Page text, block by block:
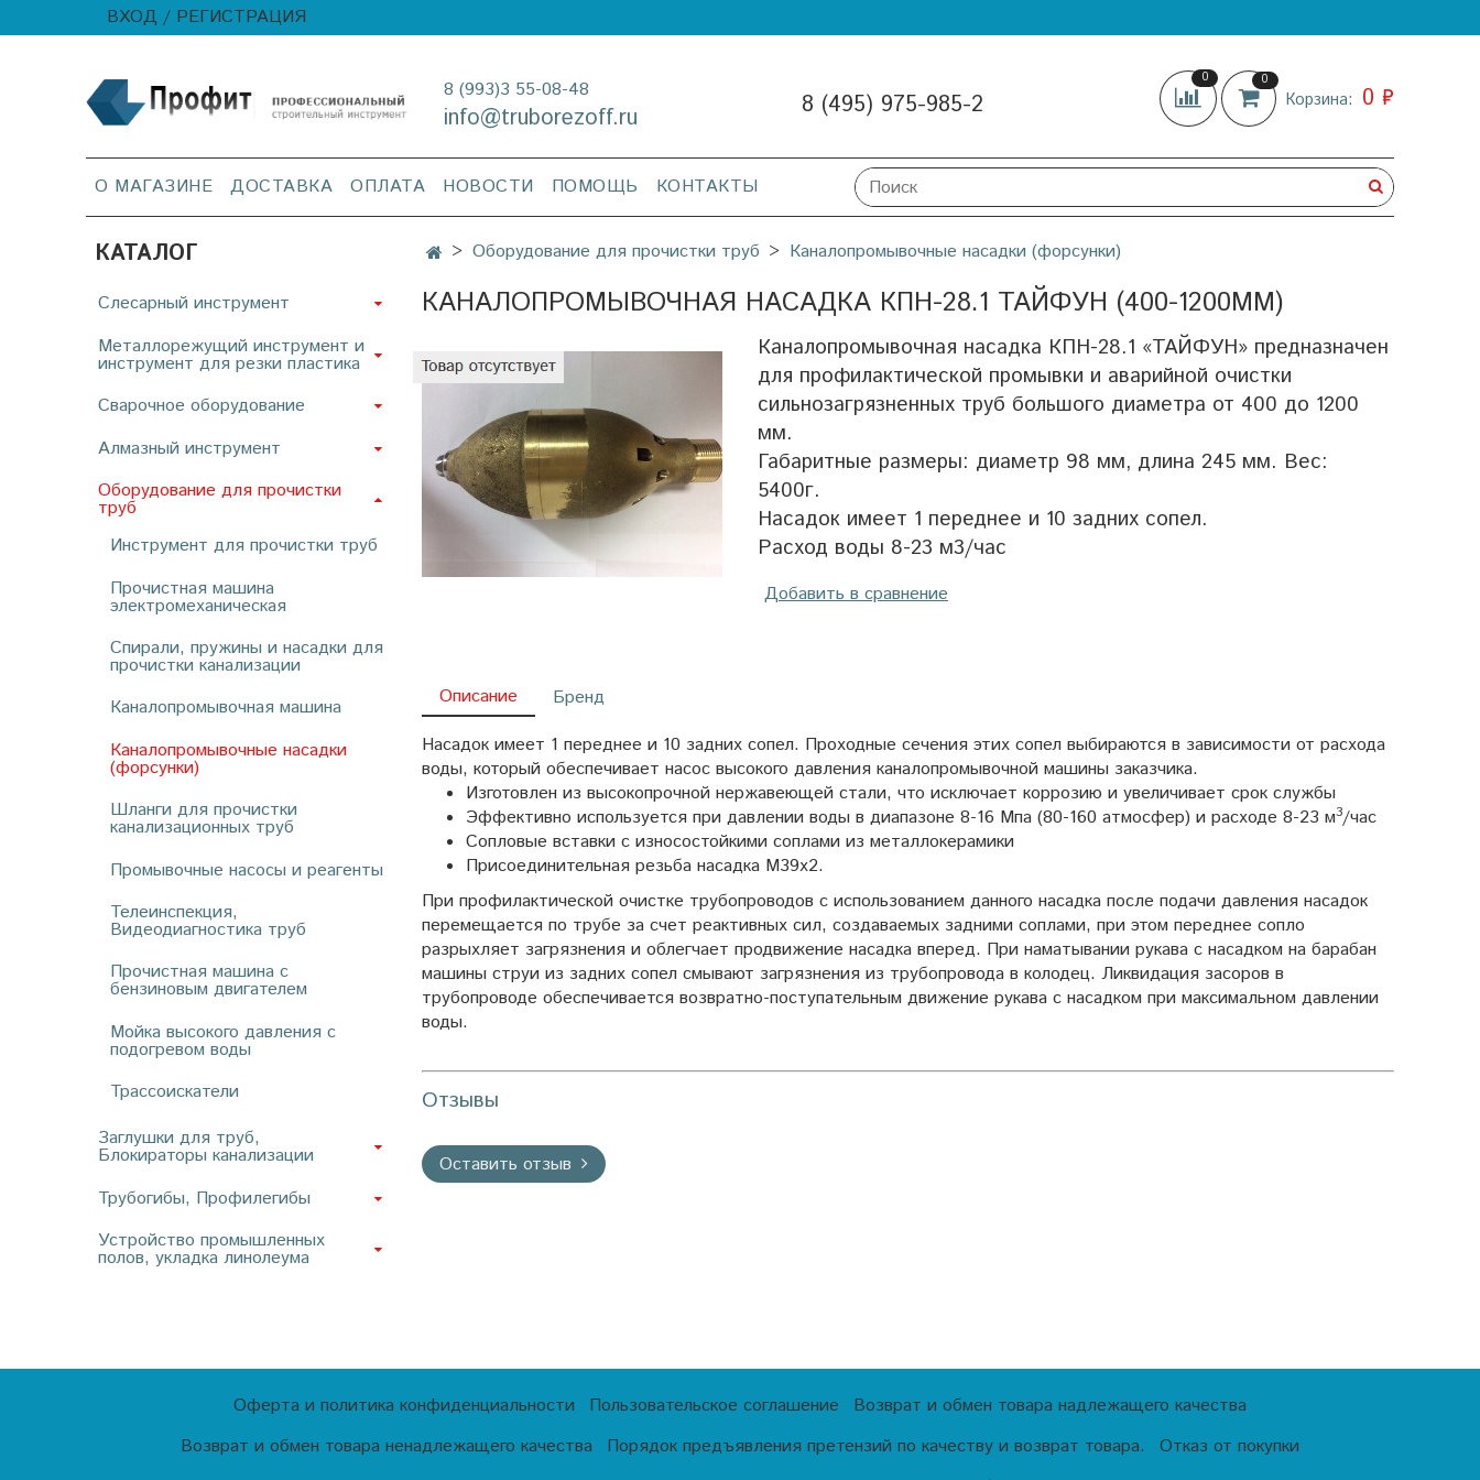
ВХОД / РЕГИСТРАЦИЯ
8 (993)3 55-08-48
info@truborezoff.ru 8 (495) 975-985-2
0 0
Корзина: 0 ₽
О МАГАЗИНЕ ДОСТАВКА ОПЛАТА НОВОСТИ ПОМОЩЬ КОНТАКТЫ
Оборудование для прочистки труб Каналопромывочные насадки (форсунки)
КАНАЛОПРОМЫВОЧНАЯ НАСАДКА КПН-28.1 ТАЙФУН (400-1200ММ)
Каналопромывочная насадка КПН-28.1 «ТАЙФУН» предназначен
для профилактической промывки и аварийной очистки
сильнозагрязненных труб большого диаметра от 400 до 1200
мм.
Габаритные размеры: диаметр 98 мм, длина 245 мм. Вес:
5400г.
Насадок имеет 1 переднее и 10 задних сопел.
Расход воды 8-23 м3/час
Добавить в сравнение
Описание
Насадок имеет 1 переднее и 10 задних сопел. Проходные сечения этих сопел выбираются в зависимости от расхода
воды, который обеспечивает насос высокого давления каналопромывочной машины заказчика.
Изготовлен из высокопрочной нержавеющей стали, что исключает коррозию и увеличивает срок службы
Эффективно используется при давлении воды в диапазоне 8-16 Мпа (80-160 атмосфер) и расходе 8-23 м3/час
Сопловые вставки с износостойкими соплами из металлокерамики
Присоединительная резьба насадка М39х2.
При профилактической очистке трубопроводов с использованием данного насадка после подачи давления насадок
перемещается по трубе за счет реактивных сил, создаваемых задними соплами, при этом переднее сопло
разрыхляет загрязнения и облегчает продвижение насадка вперед. При наматывании рукава с насадком на барабан
машины струи из задних сопел смывают загрязнения из трубопровода в колодец. Ликвидация засоров в
трубопроводе обеспечивается возвратно-поступательным движение рукава с насадком при максимальном давлении
воды.
Бренд
Отзывы
Оставить отзыв
КАТАЛОГ
Слесарный инструмент
Металлорежущий инструмент и
инструмент для резки пластика
Сварочное оборудование
Алмазный инструмент
Оборудование для прочистки
труб
Инструмент для прочистки труб
Прочистная машина
электромеханическая
Спирали, пружины и насадки для
прочистки канализации
Каналопромывочная машина
Каналопромывочные насадки
(форсунки)
Шланги для прочистки
канализационных труб
Промывочные насосы и реагенты
Телеинспекция,
Видеодиагностика труб
Прочистная машина с
бензиновым двигателем
Мойка высокого давления с
подогревом воды
Трассоискатели
Заглушки для труб,
Блокираторы канализации
Трубогибы, Профилегибы
Устройство промышленных
полов, укладка линолеума
Оферта и политика конфиденциальности Пользовательское соглашение
Возврат и обмен товара надлежащего качества
Возврат и обмен товара ненадлежащего качества
Порядок предъявления претензий по качеству и возврат товара.
Отказ от покупки